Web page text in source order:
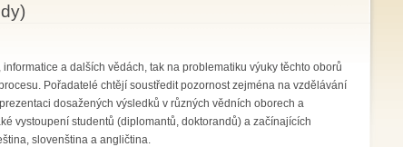
a dalších vědách, tak na problematiku výuky těchto oborů
Pořadatelé chtějí soustředit pozornost zejména na vzdělávání
dosažených výsledků v různých vědních oborech a
vystoupení studentů (diplomantů, doktorandů) a začínajících
slovenština a angličtina.